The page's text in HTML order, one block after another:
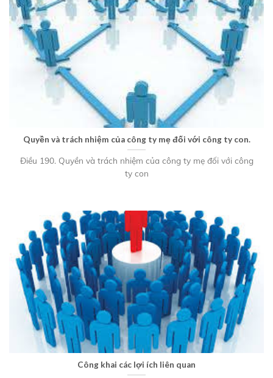
Quyền và trách nhiệm của công ty mẹ đối với công ty con.
Điều 190. Quyền và trách nhiệm của công ty mẹ đối với công
ty con
Công khai các lợi ích liên quan